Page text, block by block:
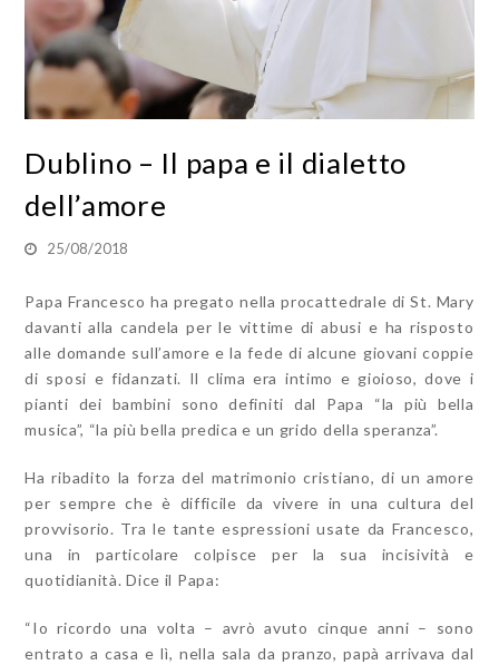
Dublino – Il papa e il dialetto
dell’amore
25/08/2018
Papa Francesco ha pregato nella procattedrale di St. Mary
davanti alla candela per le vittime di abusi e ha risposto
alle domande sull’amore e la fede di alcune giovani coppie
di sposi e fidanzati. Il clima era intimo e gioioso, dove i
pianti dei bambini sono definiti dal Papa “la più bella
musica”, “la più bella predica e un grido della speranza”.
Ha ribadito la forza del matrimonio cristiano, di un amore
per sempre che è difficile da vivere in una cultura del
provvisorio. Tra le tante espressioni usate da Francesco,
una in particolare colpisce per la sua incisività e
quotidianità. Dice il Papa:
“Io ricordo una volta – avrò avuto cinque anni – sono
entrato a casa e lì, nella sala da pranzo, papà arrivava dal